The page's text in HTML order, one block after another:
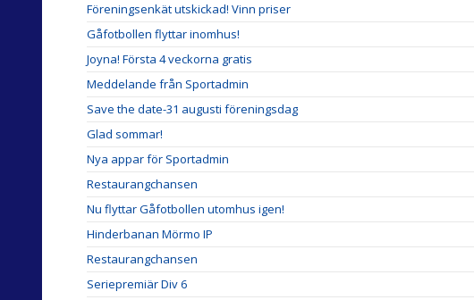
Föreningsenkät utskickad! Vinn priser
Gåfotbollen flyttar inomhus!
Joyna! Första 4 veckorna gratis
Meddelande från Sportadmin
Save the date-31 augusti föreningsdag
Glad sommar!
Nya appar för Sportadmin
Restaurangchansen
Nu flyttar Gåfotbollen utomhus igen!
Hinderbanan Mörmo IP
Restaurangchansen
Seriepremiär Div 6